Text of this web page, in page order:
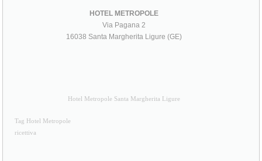
HOTEL METROPOLE
Via Pagana 2
16038 Santa Margherita Ligure (GE)
Hotel Metropole Santa Margherita Ligure
Tag Hotel Metropole
ricettiva